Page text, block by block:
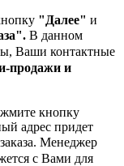
"Далее" и
В данном
Ваши контактные
продажи и
кнопку
адрес придет
Менеджер
с Вами для